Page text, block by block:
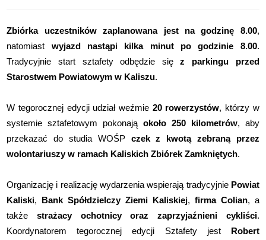
Zbiórka uczestników zaplanowana jest na godzinę 8.00,
natomiast wyjazd nastąpi kilka minut po godzinie 8.00.
Tradycyjnie start sztafety odbędzie sięz parkingu przed
Starostwem Powiatowym w Kaliszu.
W tegorocznej edycji udział weźmie 20 rowerzystów, którzy w
systemie sztafetowym pokonają około 250 kilometrów, aby
przekazać do studia WOŚP czek z kwotą zebraną przez
wolontariuszy w ramach Kaliskich Zbiórek Zamkniętych.
Organizację i realizację wydarzenia wspierają tradycyjnie Powiat
Kaliski, Bank Spółdzielczy Ziemi Kaliskiej, firma Colian, a
także strażacy ochotnicy oraz zaprzyjaźnieni cykliści.
Koordynatorem tegorocznej edycji Sztafety jest Robert